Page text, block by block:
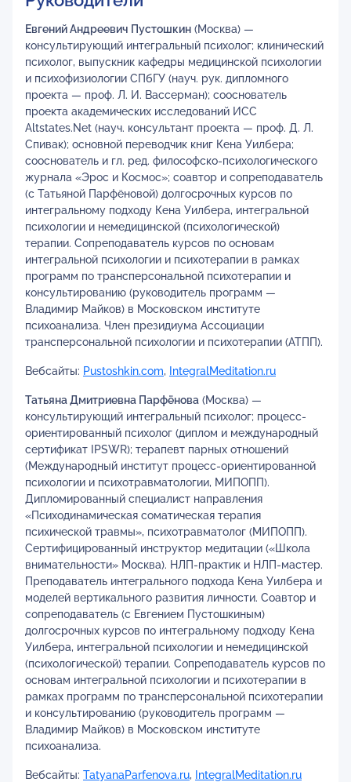
Евгений Андреевич Пустошкин (Москва) —
консультирующий интегральный психолог; клинический
психолог, выпускник кафедры медицинской психологии
и психофизиологии СПбГУ (науч. рук. дипломного
проекта — проф. Л. И. Вассерман); сооснователь
проекта академических исследований ИСС
Altstates.Net (науч. консультант проекта — проф. Д. Л.
Спивак); основной переводчик книг Кена Уилбера;
сооснователь и гл. ред. философско-психологического
журнала «Эрос и Космос»; соавтор и сопреподаватель
(с Татьяной Парфёновой) долгосрочных курсов по
интегральному подходу Кена Уилбера, интегральной
психологии и немедицинской (психологической)
терапии. Сопреподаватель курсов по основам
интегральной психологии и психотерапии в рамках
программ по трансперсональной психотерапии и
консультированию (руководитель программ —
Владимир Майков) в Московском институте
психоанализа. Член президиума Ассоциации
трансперсональной психологии и психотерапии (АТПП).
Вебсайты: Pustoshkin.com, IntegralMeditation.ru
Татьяна Дмитриевна Парфёнова (Москва) —
консультирующий интегральный психолог; процесс-
ориентированный психолог (диплом и международный
сертификат IPSWR); терапевт парных отношений
(Международный институт процесс-ориентированной
психологии и психотравматологии, МИПОПП).
Дипломированный специалист направления
«Психодинамическая соматическая терапия
психической травмы», психотравматолог (МИПОПП).
Сертифицированный инструктор медитации («Школа
внимательности» Москва). НЛП-практик и НЛП-мастер.
Преподаватель интегрального подхода Кена Уилбера и
моделей вертикального развития личности. Соавтор и
сопреподаватель (с Евгением Пустошкиным)
долгосрочных курсов по интегральному подходу Кена
Уилбера, интегральной психологии и немедицинской
(психологической) терапии. Сопреподаватель курсов по
основам интегральной психологии и психотерапии в
рамках программ по трансперсональной психотерапии
и консультированию (руководитель программ —
Владимир Майков) в Московском институте
психоанализа.
Вебсайты: TatyanaParfenova.ru, IntegralMeditation.ru